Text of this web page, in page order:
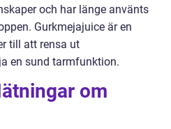
och har länge använts
Gurkmejajuice är en
till att rensa ut
en sund tarmfunktion.
om